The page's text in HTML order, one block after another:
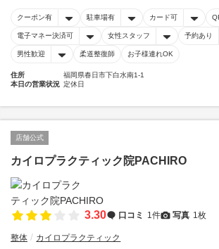
クーポン有 駐車場有 カード可
電子マネー決済可 女性スタッフ 予約あり
男性歓迎 柔道整復師 お子様連れOK
住所
福岡県春日市下白水南1-1
本日の営業状況 定休日
店舗公式
カイロプラクティック院PACHIRO
3.30 口コミ 1件 写真 1枚
整体 カイロプラクティック